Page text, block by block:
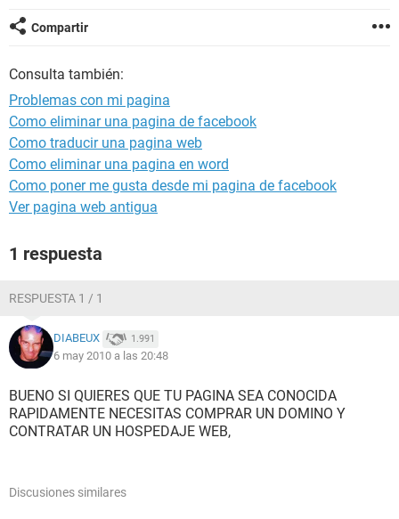
Compartir
Consulta también:
Problemas con mi pagina
Como eliminar una pagina de facebook
Como traducir una pagina web
Como eliminar una pagina en word
Como poner me gusta desde mi pagina de facebook
Ver pagina web antigua
1 respuesta
RESPUESTA 1 / 1
DIABEUX 1.991
6 may 2010 a las 20:48
BUENO SI QUIERES QUE TU PAGINA SEA CONOCIDA
RAPIDAMENTE NECESITAS COMPRAR UN DOMINO Y
CONTRATAR UN HOSPEDAJE WEB,
Discusiones similares